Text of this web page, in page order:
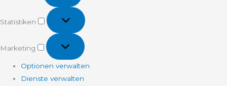
Statistiken
Statistiken
Marketing
Marketing
Optionen verwalten
Dienste verwalten